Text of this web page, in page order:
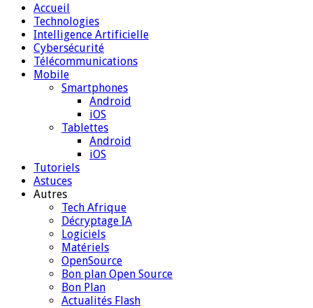
Accueil
Technologies
Intelligence Artificielle
Cybersécurité
Télécommunications
Mobile
Smartphones
Android
iOS
Tablettes
Android
iOS
Tutoriels
Astuces
Autres
Tech Afrique
Décryptage IA
Logiciels
Matériels
OpenSource
Bon plan Open Source
Bon Plan
Actualités Flash